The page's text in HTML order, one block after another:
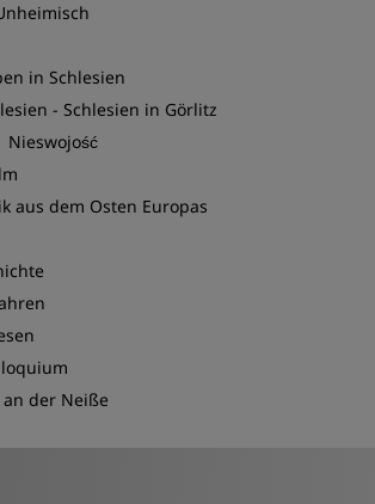
in Schlesien
- Schlesien in Görlitz
aus dem Osten Europas
der Neiße